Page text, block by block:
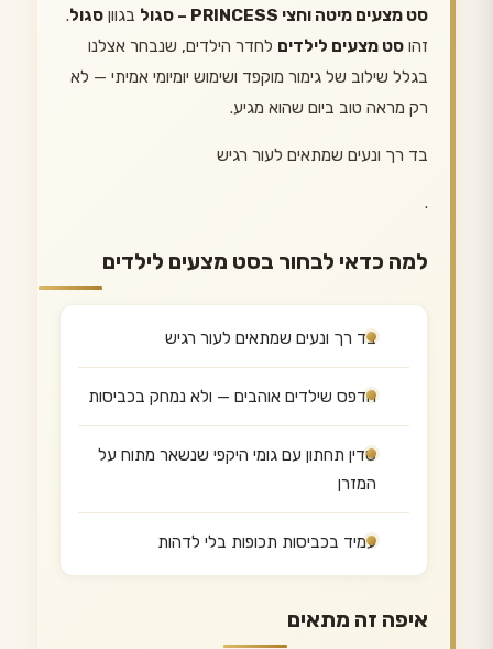
סט מצעים מיטה וחצי PRINCESS – סגול בגוון סגול.
זהו סט מצעים לילדים לחדר הילדים, שנבחר אצלנו
בגלל שילוב של גימור מוקפד ושימוש יומיומי אמיתי — לא
רק מראה טוב ביום שהוא מגיע.
בד רך ונעים שמתאים לעור רגיש
.
למה כדאי לבחור בסט מצעים לילדים
בד רך ונעים שמתאים לעור רגיש
הדפס שילדים אוהבים — ולא נמחק בכביסות
סדין תחתון עם גומי היקפי שנשאר מתוח על
המזרן
עמיד בכביסות תכופות בלי לדהות
איפה זה מתאים